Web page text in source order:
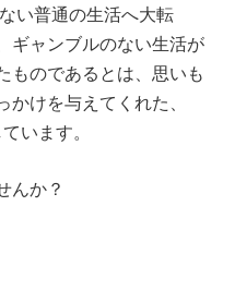
い普通の生活へ大転
ギャンブルのない生活が
ものであるとは、思いも
けを与えてくれた、
います。
んか？